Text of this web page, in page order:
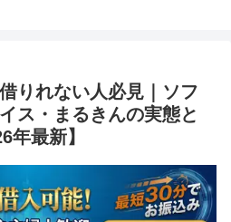
りれない人必見｜ソフ
ス・まるきんの実態と
年最新】